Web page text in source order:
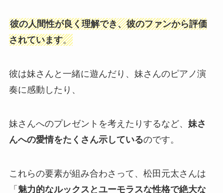
彼の人間性が良く理解でき、彼のファンから評価
されています。
彼は妹さんと一緒に遊んだり、妹さんのピアノ演
奏に感動したり、
妹さんへのプレゼントを考えたりするなど、 妹さ
んへの愛情をたくさん示しているのです。
これらの要素が組み合わさって、松田元太さんは
「 魅力的なルックスとユーモラスな性格で絶大な